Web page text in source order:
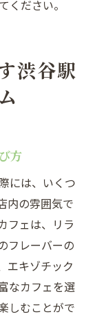
ください。
渋谷駅
方
には、いくつ
内の雰囲気で
フェは、リラ
フレーバーの
エキゾチック
なカフェを選
しむことがで